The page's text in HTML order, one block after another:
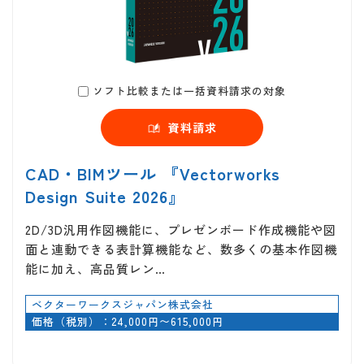
ソフト比較または一括資料請求の対象
資料請求
CAD・BIMツール 『Vectorworks
Design Suite 2026』
2D/3D汎用作図機能に、プレゼンボード作成機能や図
面と連動できる表計算機能など、数多くの基本作図機
能に加え、高品質レン…
ベクターワークスジャパン株式会社
価格（税別）：24,000円〜615,000円